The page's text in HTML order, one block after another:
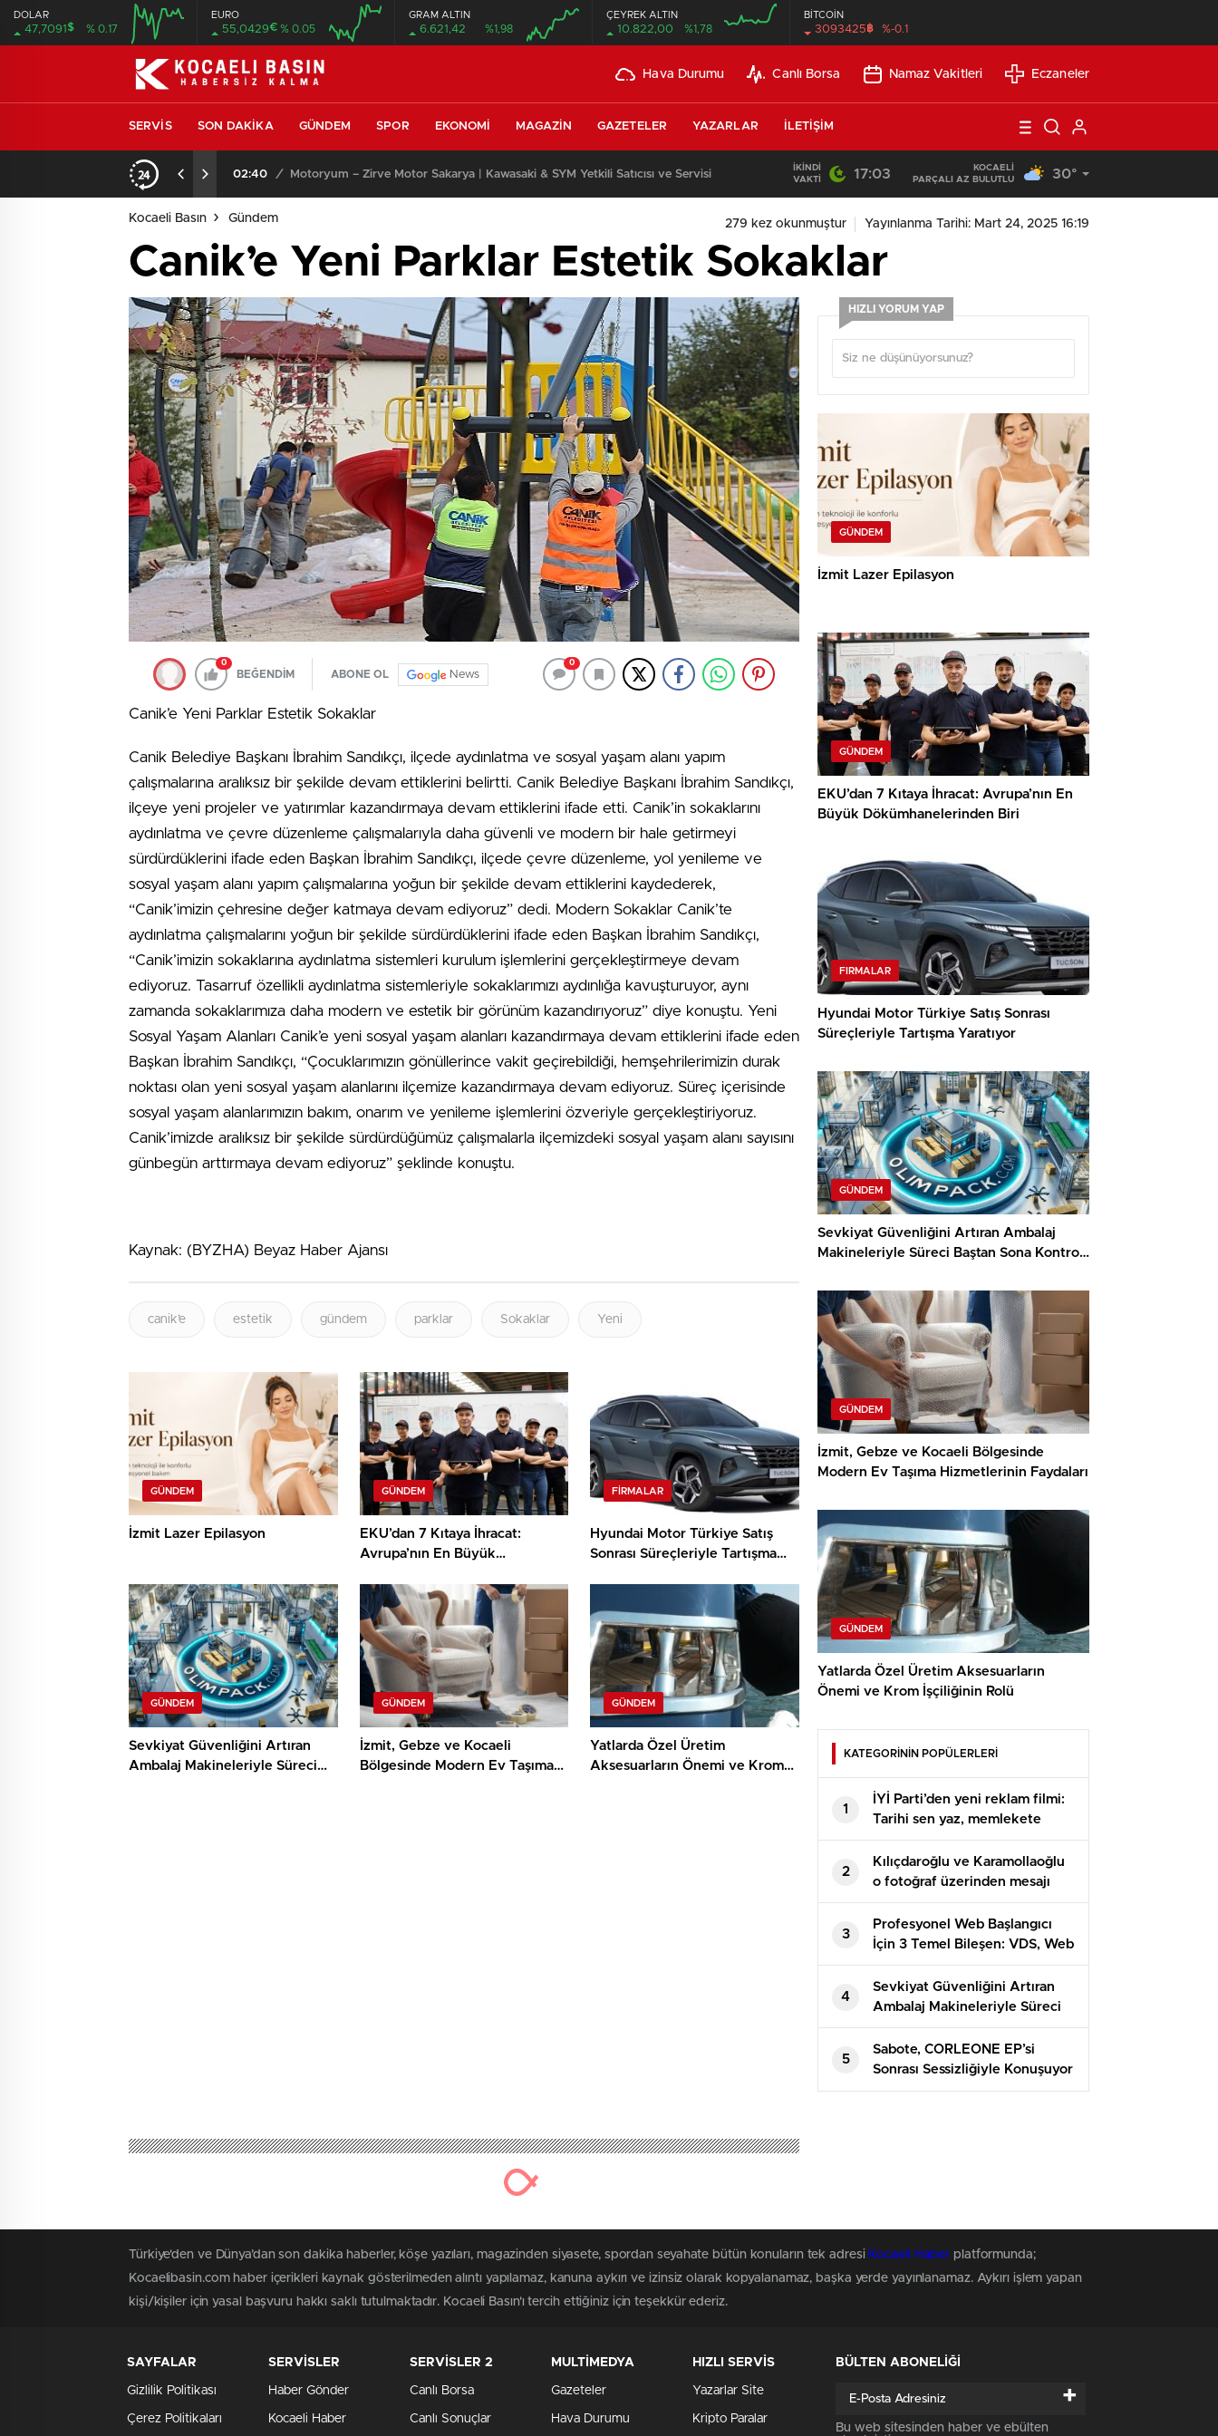
DOLAR
47,7091 $ % 0.17
EURO
55,0429€ % 0.05
GRAM ALTIN
6.621,42 %1,98
ÇEYREK ALTIN
10.822,00 %1,78
BİTCOİN
3093425฿ %-0.1
Hava Durumu Canlı Borsa Namaz Vakitleri Eczaneler
SERVIS SON DAKIKA GÜNDEM SPOR EKONOMI MAGAZIN GAZETELER YAZARLAR İLETIŞIM
02:40 / Motoryum – Zirve Motor Sakarya | Kawasaki & SYM Yetkili Satıcısı ve Servisi 13:53 SEO Uyumlu Web Siteleri Uzun Vadede Ne Kazandırır?
İKINDI
VAKTI
17:03
KOCAELI
PARÇALI AZ BULUTLU
30°
Kocaeli Basın Gündem 279 kez okunmuştur Yayınlanma Tarihi: Mart 24, 2025 16:19
Canik’e Yeni Parklar Estetik Sokaklar
0
BEĞENDİM ABONE OL News
0
Canik’e Yeni Parklar Estetik Sokaklar
Canik Belediye Başkanı İbrahim Sandıkçı, ilçede aydınlatma ve sosyal yaşam alanı yapım
çalışmalarına aralıksız bir şekilde devam ettiklerini belirtti. Canik Belediye Başkanı İbrahim Sandıkçı,
ilçeye yeni projeler ve yatırımlar kazandırmaya devam ettiklerini ifade etti. Canik’in sokaklarını
aydınlatma ve çevre düzenleme çalışmalarıyla daha güvenli ve modern bir hale getirmeyi
sürdürdüklerini ifade eden Başkan İbrahim Sandıkçı, ilçede çevre düzenleme, yol yenileme ve
sosyal yaşam alanı yapım çalışmalarına yoğun bir şekilde devam ettiklerini kaydederek,
“Canik’imizin çehresine değer katmaya devam ediyoruz” dedi. Modern Sokaklar Canik’te
aydınlatma çalışmalarını yoğun bir şekilde sürdürdüklerini ifade eden Başkan İbrahim Sandıkçı,
“Canik’imizin sokaklarına aydınlatma sistemleri kurulum işlemlerini gerçekleştirmeye devam
ediyoruz. Tasarruf özellikli aydınlatma sistemleriyle sokaklarımızı aydınlığa kavuşturuyor, aynı
zamanda sokaklarımıza daha modern ve estetik bir görünüm kazandırıyoruz” diye konuştu. Yeni
Sosyal Yaşam Alanları Canik’e yeni sosyal yaşam alanları kazandırmaya devam ettiklerini ifade eden
Başkan İbrahim Sandıkçı, “Çocuklarımızın gönüllerince vakit geçirebildiği, hemşehrilerimizin durak
noktası olan yeni sosyal yaşam alanlarını ilçemize kazandırmaya devam ediyoruz. Süreç içerisinde
sosyal yaşam alanlarımızın bakım, onarım ve yenileme işlemlerini özveriyle gerçekleştiriyoruz.
Canik’imizde aralıksız bir şekilde sürdürdüğümüz çalışmalarla ilçemizdeki sosyal yaşam alanı sayısını
günbegün arttırmaya devam ediyoruz” şeklinde konuştu.
Kaynak: (BYZHA) Beyaz Haber Ajansı
canik’e estetik gündem parklar Sokaklar Yeni
GÜNDEM
İzmit Lazer Epilasyon
GÜNDEM
EKU’dan 7 Kıtaya İhracat:
Avrupa’nın En Büyük
FIRMALAR
Hyundai Motor Türkiye Satış
Sonrası Süreçleriyle Tartışma
GÜNDEM
Sevkiyat Güvenliğini Artıran
Ambalaj Makineleriyle Süreci
GÜNDEM
İzmit, Gebze ve Kocaeli
Bölgesinde Modern Ev Taşıma
GÜNDEM
Yatlarda Özel Üretim
Aksesuarların Önemi ve Krom
HIZLI YORUM YAP
GÜNDEM
İzmit Lazer Epilasyon
GÜNDEM
EKU’dan 7 Kıtaya İhracat: Avrupa’nın En
Büyük Dökümhanelerinden Biri
FIRMALAR
Hyundai Motor Türkiye Satış Sonrası
Süreçleriyle Tartışma Yaratıyor
GÜNDEM
Sevkiyat Güvenliğini Artıran Ambalaj
Makineleriyle Süreci Baştan Sona Kontrol
GÜNDEM
İzmit, Gebze ve Kocaeli Bölgesinde
Modern Ev Taşıma Hizmetlerinin Faydaları
GÜNDEM
Yatlarda Özel Üretim Aksesuarların
Önemi ve Krom İşçiliğinin Rolü
KATEGORİNİN POPÜLERLERİ
1
İYİ Parti’den yeni reklam filmi:
Tarihi sen yaz, memlekete
bahar gelsin
2
Kılıçdaroğlu ve Karamollaoğlu
o fotoğraf üzerinden mesajı
verdi
3
Profesyonel Web Başlangıcı
İçin 3 Temel Bileşen: VDS, Web
Hosting ve DV SSL
4
Sevkiyat Güvenliğini Artıran
Ambalaj Makineleriyle Süreci
Baştan Sona Kontrol Edin
5
Sabote, CORLEONE EP’si
Sonrası Sessizliğiyle Konuşuyor
Türkiye'den ve Dünya’dan son dakika haberler, köşe yazıları, magazinden siyasete, spordan seyahate bütün konuların tek adresi Kocaeli Haber platformunda;
Kocaelibasin.com haber içerikleri kaynak gösterilmeden alıntı yapılamaz, kanuna aykırı ve izinsiz olarak kopyalanamaz, başka yerde yayınlanamaz. Aykırı işlem yapan
kişi/kişiler için yasal başvuru hakkı saklı tutulmaktadır. Kocaeli Basın'ı tercih ettiğiniz için teşekkür ederiz.
SAYFALAR
Gizlilik Politikası
Çerez Politikaları
SERVİSLER
Haber Gönder
Kocaeli Haber
SERVİSLER 2
Canlı Borsa
Canlı Sonuçlar
MULTİMEDYA
Gazeteler
Hava Durumu
HIZLI SERVİS
Yazarlar Site
Kripto Paralar
BÜLTEN ABONELİĞİ
+
Bu web sitesinden haber ve ebülten